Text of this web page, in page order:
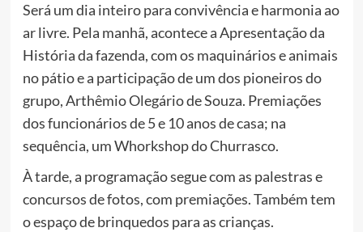
Será um dia inteiro para convivência e harmonia ao
ar livre. Pela manhã, acontece a Apresentação da
História da fazenda, com os maquinários e animais
no pátio e a participação de um dos pioneiros do
grupo, Arthêmio Olegário de Souza. Premiações
dos funcionários de 5 e 10 anos de casa; na
sequência, um Whorkshop do Churrasco.
À tarde, a programação segue com as palestras e
concursos de fotos, com premiações. Também tem
o espaço de brinquedos para as crianças.